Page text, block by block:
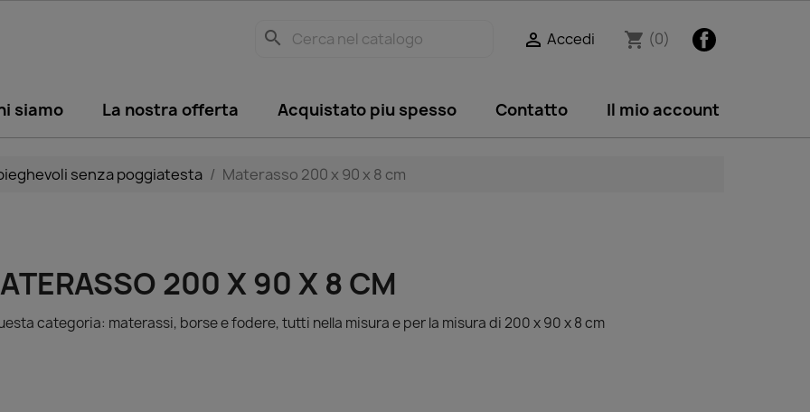
Facebook
shopping_cart (0)
 Accedi
search
siamo La nostra offerta Acquistato piu spesso Contatto Il mio account
senza poggiatesta Materasso 200 x 90 x 8 cm
200 X 90 X 8 CM
categoria: materassi, borse e fodere, tutti nella misura e per la misura di 200 x 90 x 8 cm